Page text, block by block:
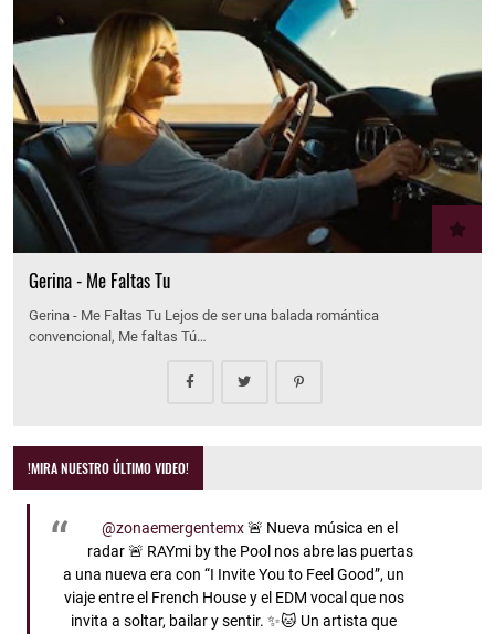
Gerina - Me Faltas Tu
Gerina - Me Faltas Tu Lejos de ser una balada romántica
convencional, Me faltas Tú…
!MIRA NUESTRO ÚLTIMO VIDEO!
@zonaemergentemx🚨 Nueva música en el
radar 🚨 RAYmi by the Pool nos abre las puertas
a una nueva era con “I Invite You to Feel Good”, un
viaje entre el French House y el EDM vocal que nos
invita a soltar, bailar y sentir. ✨🐱 Un artista que